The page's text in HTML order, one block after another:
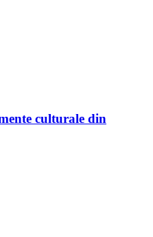
culturale din